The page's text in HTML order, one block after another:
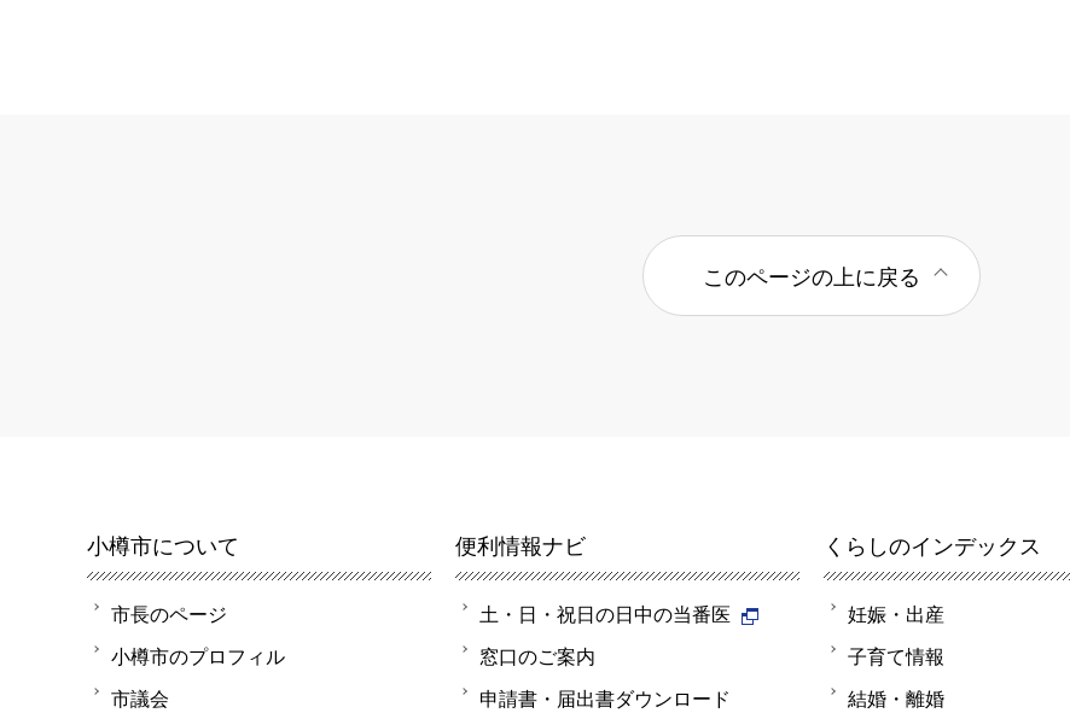
このページの上に戻る
小樽市について
市長のページ
小樽市のプロフィル
市議会
便利情報ナビ
土・日・祝日の日中の当番医
窓口のご案内
申請書・届出書ダウンロード
くらしのインデックス
妊娠・出産
子育て情報
結婚・離婚